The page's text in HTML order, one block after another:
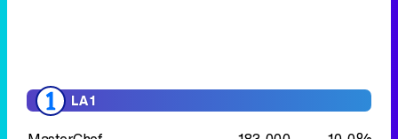
CineÁngeles y demonios (Angels
and Demons)
98.000 2,6%